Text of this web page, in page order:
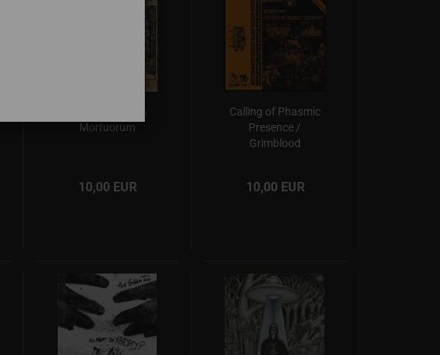
Mortuorum
10,00 EUR
Calling of Phasmic
Presence /
Grimblood
10,00 EUR